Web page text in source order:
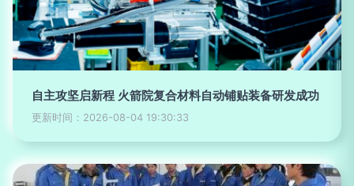
自主攻坚启新程 火箭院复合材料自动铺贴装备研发成功
更新时间：2026-08-04 19:30:33